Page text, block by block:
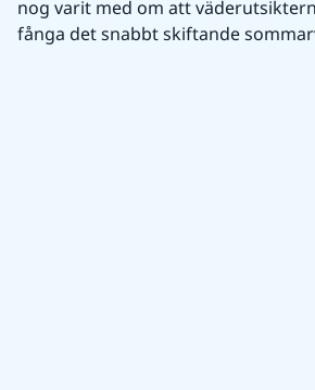
nog varit med om att
fånga det snabbt skiftande